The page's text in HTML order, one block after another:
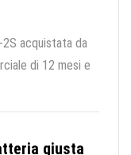
acquistata da
di 12 mesi e
giusta